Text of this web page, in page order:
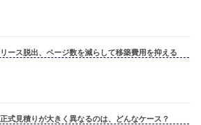
ース脱出、ページ数を減らして移築費用を抑える
式見積りが大きく異なるのは、どんなケース？